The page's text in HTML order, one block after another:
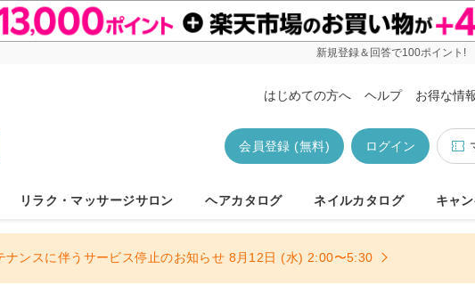
新規登録＆回答で100ポイント!
はじめての方へ ヘルプ お得な情
ログイン
会員登録 (無料)
リラク・マッサージサロン ヘアカタログ ネイルカタログ キャ
ナンスに伴うサービス停止のお知らせ 8月12日 (水) 2:00〜5:30